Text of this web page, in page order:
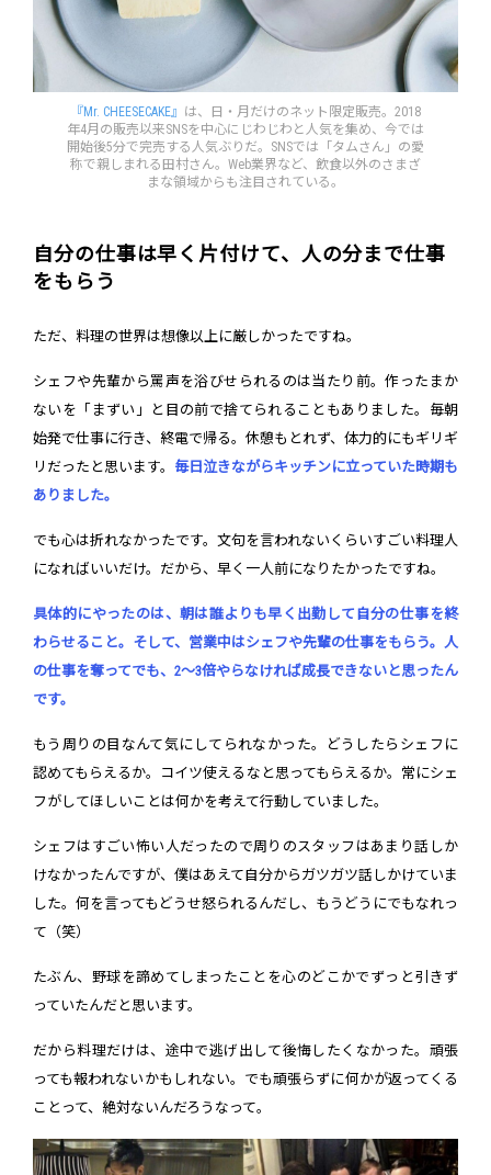
『Mr. CHEESECAKE』 は、日・月だけのネット限定販売。2018
年4月の販売以来SNSを中心にじわじわと人気を集め、今では
開始後5分で完売する人気ぶりだ。SNSでは「タムさん」の愛
称で親しまれる田村さん。Web業界など、飲食以外のさまざ
まな領域からも注目されている。
自分の仕事は早く片付けて、人の分まで仕事
をもらう
ただ、料理の世界は想像以上に厳しかったですね。
シェフや先輩から罵声を浴びせられるのは当たり前。作ったまか
ないを「まずい」と目の前で捨てられることもありました。毎朝
始発で仕事に行き、終電で帰る。休憩もとれず、体力的にもギリギ
リだったと思います。 毎日泣きながらキッチンに立っていた時期も
ありました。
でも心は折れなかったです。文句を言われないくらいすごい料理人
になればいいだけ。だから、早く一人前になりたかったですね。
具体的にやったのは、朝は誰よりも早く出勤して自分の仕事を終
わらせること。そして、営業中はシェフや先輩の仕事をもらう。人
の仕事を奪ってでも、2～3倍やらなければ成長できないと思ったん
です。
もう周りの目なんて気にしてられなかった。どうしたらシェフに
認めてもらえるか。コイツ使えるなと思ってもらえるか。常にシェ
フがしてほしいことは何かを考えて行動していました。
シェフはすごい怖い人だったので周りのスタッフはあまり話しか
けなかったんですが、僕はあえて自分からガツガツ話しかけていま
した。何を言ってもどうせ怒られるんだし、もうどうにでもなれっ
て（笑）
たぶん、野球を諦めてしまったことを心のどこかでずっと引きず
っていたんだと思います。
だから料理だけは、途中で逃げ出して後悔したくなかった。頑張
っても報われないかもしれない。でも頑張らずに何かが返ってくる
ことって、絶対ないんだろうなって。